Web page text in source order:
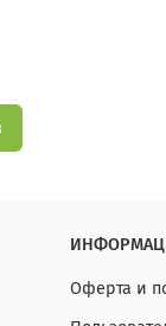
Оферта и